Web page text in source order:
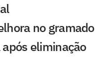
no gramado
eliminação